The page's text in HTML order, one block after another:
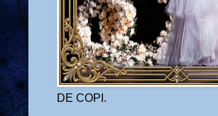
DE COPI.